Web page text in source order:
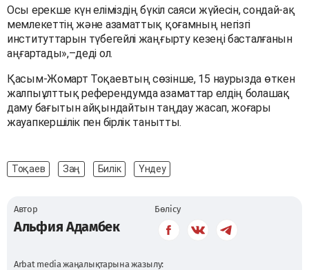
Осы ерекше күн еліміздің бүкіл саяси жүйесін, сондай-ақ
мемлекеттің және азаматтық қоғамның негізгі
институттарын түбегейлі жаңғырту кезеңі басталғанын
аңғартады»,–деді ол.
Қасым-Жомарт Тоқаевтың сөзінше, 15 наурызда өткен
жалпыұлттық референдумда азаматтар елдің болашақ
даму бағытын айқындайтын таңдау жасап, жоғары
жауапкершілік пен бірлік танытты.
Тоқаев Заң Билік Үндеу
Автор
Альфия Адамбек
Бөлісу
Arbat media жаңалықтарына жазылу: